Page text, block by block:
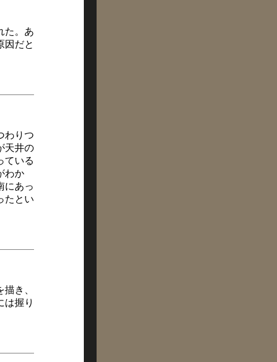
た。あ
因だと
わりつ
天井の
ている
わか
にあっ
たとい
き、
は握り